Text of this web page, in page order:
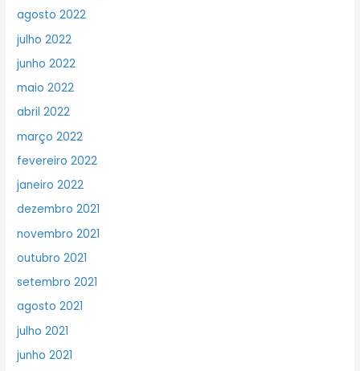
agosto 2022
julho 2022
junho 2022
maio 2022
abril 2022
março 2022
fevereiro 2022
janeiro 2022
dezembro 2021
novembro 2021
outubro 2021
setembro 2021
agosto 2021
julho 2021
junho 2021